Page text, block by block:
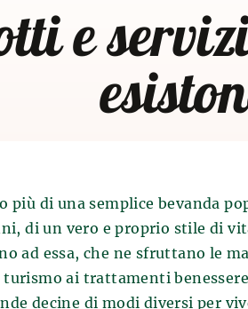
e
più di una semplice bevanda
di un vero e proprio stile di
ad essa, che ne sfruttano le
ai trattamenti
decine di modi diversi per
di birra
per errore, dagli antichi Sumeri.
coltivavano e fu inventato il
è ufficialmente noto fin dal
produzione di
birra risale al VII millennio a.C.,
un po' casualmente, dagli antichi
della birra ebbe inizio dalla
che essi coltivavano. Il grano